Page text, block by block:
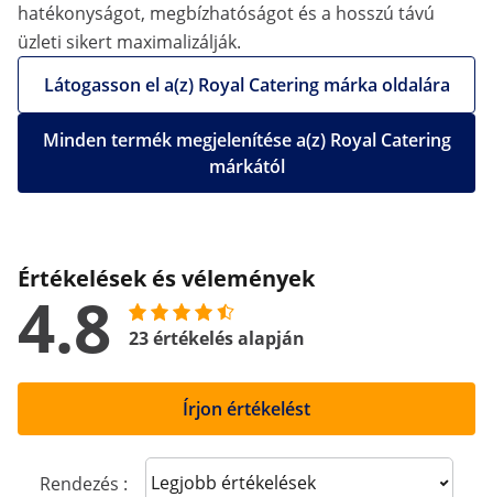
hatékonyságot, megbízhatóságot és a hosszú távú
üzleti sikert maximalizálják.
Látogasson el a(z) Royal Catering márka oldalára
Minden termék megjelenítése a(z) Royal Catering
márkától
Értékelések és vélemények
4.8 23 értékelés alapján
Írjon értékelést
Rendezés : Sort reviews